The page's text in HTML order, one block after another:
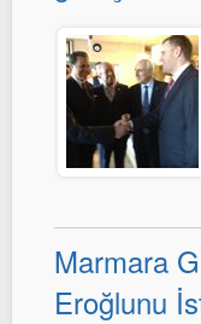
Marmara
Eroğlunu